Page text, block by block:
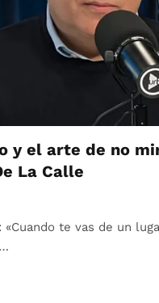
y el arte de no
La Calle
«Cuando te vas de un